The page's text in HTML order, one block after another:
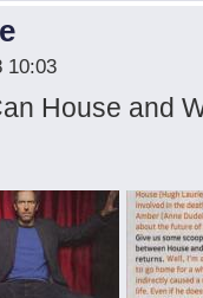
10:03
House and